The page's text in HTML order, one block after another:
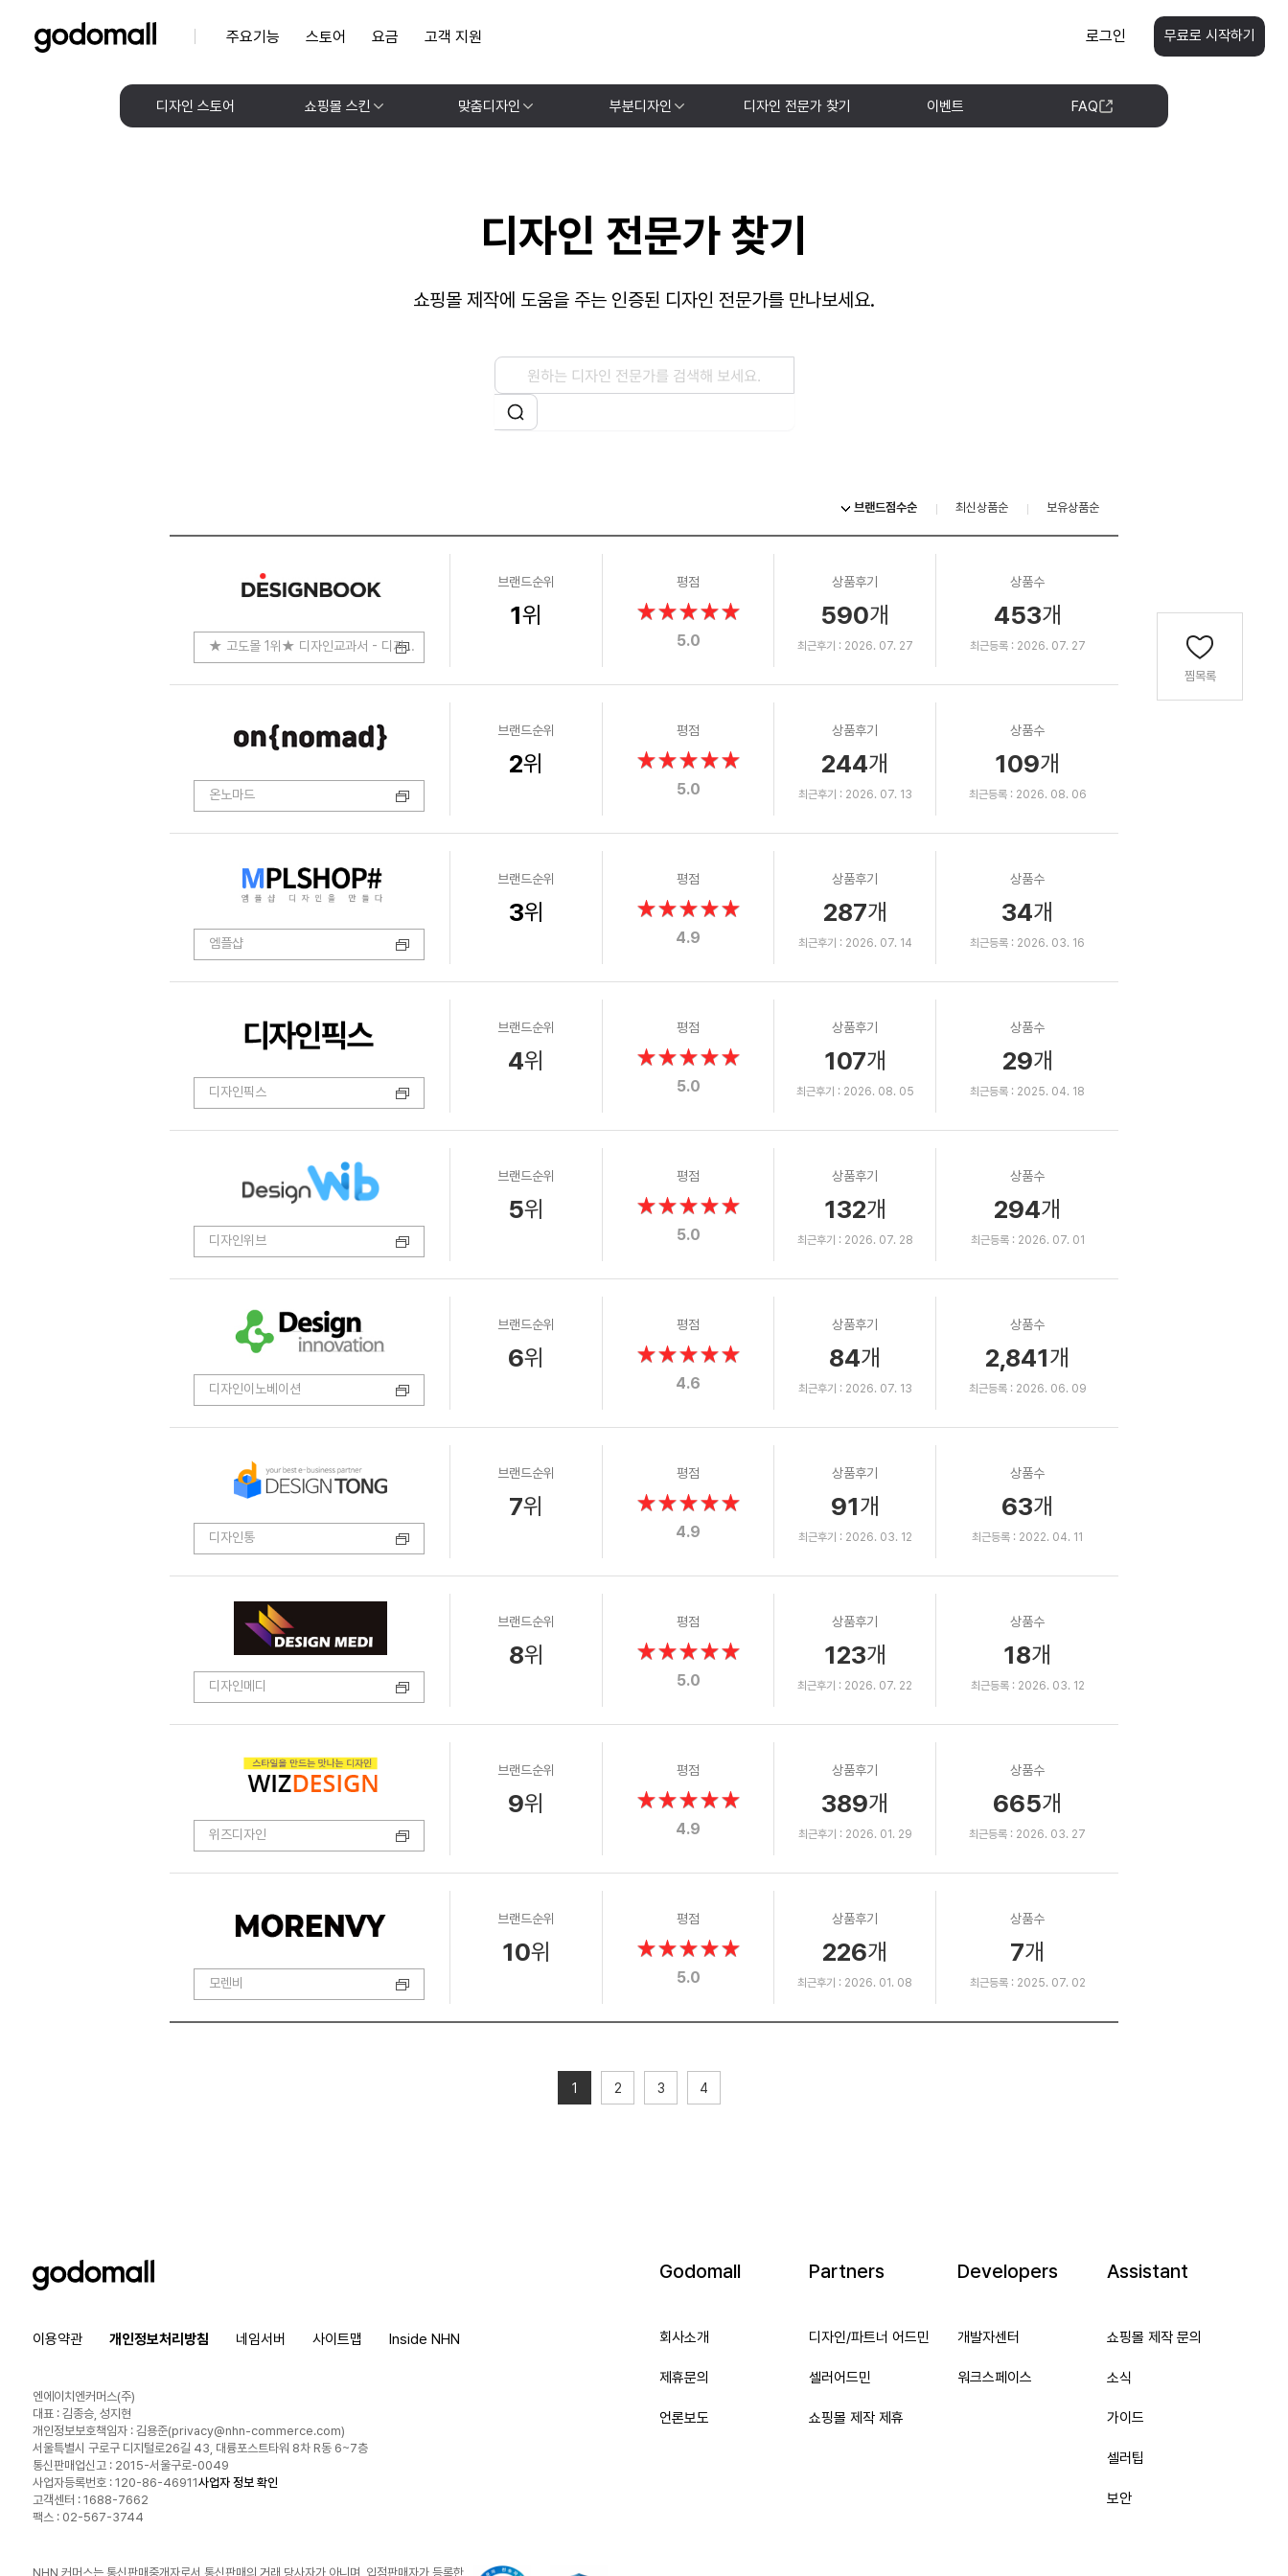
주요기능 스토어 요금 고객 지원 로그인
디자인 스토어 쇼핑몰 스킨 맞춤디자인 부분디자인 디자인 전문가 찾기 이벤트 FAQ
무료로 시작하기
디자인 전문가 찾기
쇼핑몰 제작에 도움을 주는 인증된 디자인 전문가를 만나보세요.
브랜드점수순 최신상품순 보유상품순
★ 고도몰 1위★ 디자인교과서 - 디자인.코딩.개발
브랜드순위
1위
평점
5.0
상품후기
590개
최근후기 : 2026. 07. 27
상품수
453개
최근등록 : 2026. 07. 27
온노마드
브랜드순위
2위
평점
5.0
상품후기
244개
최근후기 : 2026. 07. 13
상품수
109개
최근등록 : 2026. 08. 06
엠플샵
브랜드순위
3위
평점
4.9
상품후기
287개
최근후기 : 2026. 07. 14
상품수
34개
최근등록 : 2026. 03. 16
디자인픽스
브랜드순위
4위
평점
5.0
상품후기
107개
최근후기 : 2026. 08. 05
상품수
29개
최근등록 : 2025. 04. 18
디자인위브
브랜드순위
5위
평점
5.0
상품후기
132개
최근후기 : 2026. 07. 28
상품수
294개
최근등록 : 2026. 07. 01
디자인이노베이션
브랜드순위
6위
평점
4.6
상품후기
84개
최근후기 : 2026. 07. 13
상품수
2,841개
최근등록 : 2026. 06. 09
디자인통
브랜드순위
7위
평점
4.9
상품후기
91개
최근후기 : 2026. 03. 12
상품수
63개
최근등록 : 2022. 04. 11
디자인메디
브랜드순위
8위
평점
5.0
상품후기
123개
최근후기 : 2026. 07. 22
상품수
18개
최근등록 : 2026. 03. 12
위즈디자인
브랜드순위
9위
평점
4.9
상품후기
389개
최근후기 : 2026. 01. 29
상품수
665개
최근등록 : 2026. 03. 27
모렌비
브랜드순위
10위
평점
5.0
상품후기
226개
최근후기 : 2026. 01. 08
상품수
7개
최근등록 : 2025. 07. 02
1 2 3 4
찜목록
godomall
이용약관 개인정보처리방침 네임서버 사이트맵 Inside NHN
엔에이치엔커머스(주)
대표 : 김종승, 성지현
개인정보보호책임자 : 김용준(privacy@nhn-commerce.com)
서울특별시 구로구 디지털로26길 43, 대륭포스트타워 8차 R동 6~7층
통신판매업신고 : 2015-서울구로-0049
사업자등록번호 : 120-86-46911사업자 정보 확인
고객센터 : 1688-7662
팩스 : 02-567-3744
NHN 커머스는 통신판매중개자로서 통신판매의 거래 당사자가 아니며, 입점판매자가 등록한
Godomall
회사소개
제휴문의
언론보도
Partners
디자인/파트너 어드민
셀러어드민
쇼핑몰 제작 제휴
Developers
개발자센터
워크스페이스
Assistant
쇼핑몰 제작 문의
소식
가이드
셀러팁
보안